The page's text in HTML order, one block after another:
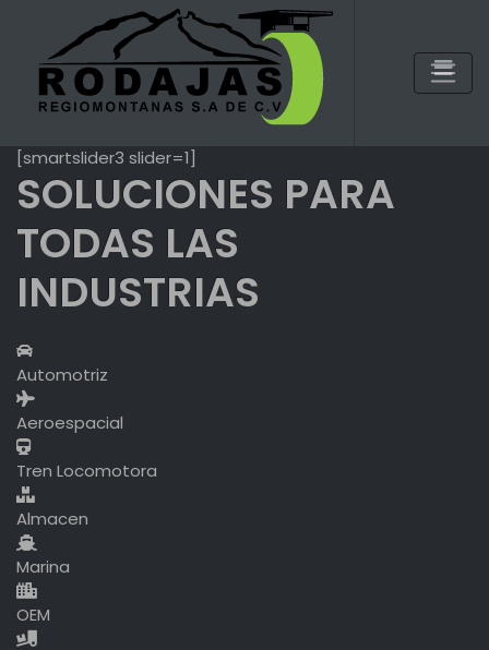
content
[smartslider3 slider=1]
SOLUCIONES PARA
TODAS LAS
INDUSTRIAS
Automotriz
Aeroespacial
Tren Locomotora
Almacen
Marina
OEM